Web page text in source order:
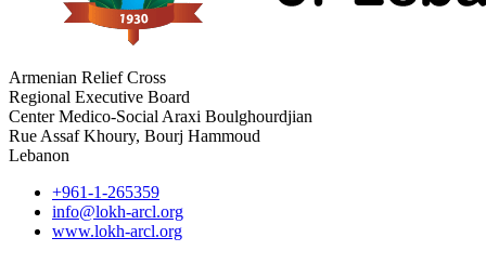
Armenian Relief Cross
Regional Executive Board
Center Medico-Social Araxi Boulghourdjian
Rue Assaf Khoury, Bourj Hammoud
Lebanon
+961-1-265359
info@lokh-arcl.org
www.lokh-arcl.org